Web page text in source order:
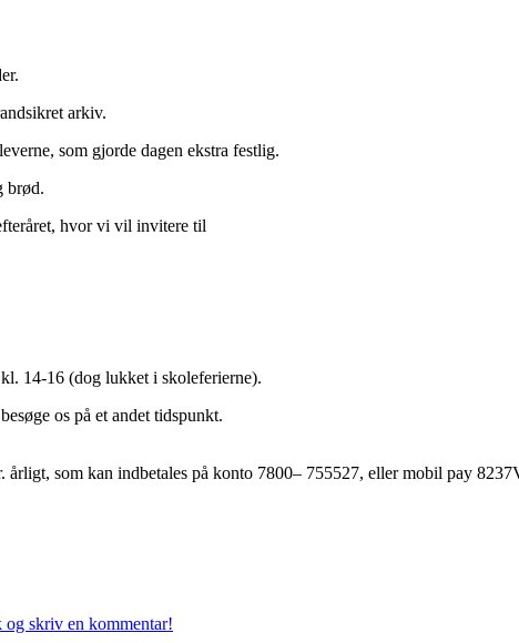
arkiv.
som gjorde dagen ekstra festlig.
brød.
hvor vi vil invitere til
14-16 (dog lukket i skoleferierne).
os på et andet tidspunkt.
årligt, som kan indbetales på konto 7800– 755527, eller mobil pay
og skriv en kommentar!